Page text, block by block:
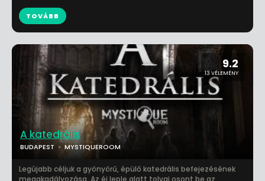
TOVÁBB
9.2
13 VÉLEMÉNY
A katedrális
BUDAPEST MYSTIQUEROOM
Legújabb céljuk a gyönyörű, épülő katedrális befejezésének
megakadályozása. Az éj leple alatt tolvaj osont be az